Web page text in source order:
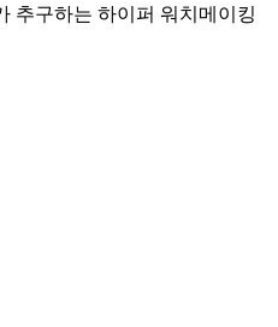
추구하는 하이퍼 워치메이킹